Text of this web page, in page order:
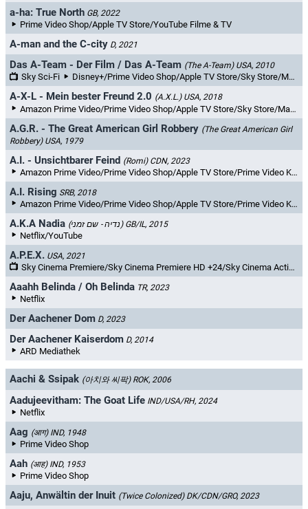
a-ha: True North GB, 2022
Prime Video Shop/Apple TV Store/YouTube Filme & TV
A-man and the C-city D, 2021
Das A-Team - Der Film / Das A-Team (The A-Team) USA, 2010
Sky Sci-Fi Disney+/Prime Video Shop/Apple TV Store/Sky Store/MagentaTV/YouTube Filme & TV/maxdome/Videoload/Rakuten TV
A-X-L - Mein bester Freund 2.0 (A.X.L.) USA, 2018
Amazon Prime Video/Prime Video Shop/Apple TV Store/Sky Store/MagentaTV/YouTube Filme & TV/maxdome/Videoload/Rakuten TV
A.G.R. - The Great American Girl Robbery (The Great American Girl
Robbery) USA, 1979
A.I. - Unsichtbarer Feind (Romi) CDN, 2023
Amazon Prime Video/Prime Video Shop/Apple TV Store/Prime Video Kostenlos/Sky Store/Videobuster.de/YouTube Filme & TV/maxdome
A.I. Rising SRB, 2018
Amazon Prime Video/Prime Video Shop/Apple TV Store/Prime Video Kostenlos/Adrenalin/Sky Store/MagentaTV/YouTube/YouTube Filme & TV/maxdome/Videoload/Netzkino/Chili/Rakuten TV
A.K.A Nadia (נדיה - שם זמני) GB/IL, 2015
Netflix/YouTube
A.P.E.X. USA, 2021
Sky Cinema Premiere/Sky Cinema Premiere HD +24/Sky Cinema Action/Sky Cinema Action HD +24/4+
Aaahh Belinda / Oh Belinda TR, 2023
Netflix
Der Aachener Dom D, 2023
Der Aachener Kaiserdom D, 2014
ARD Mediathek
Aachi & Ssipak (아치와 씨팍) ROK, 2006
Aadujeevitham: The Goat Life IND/USA/RH, 2024
Netflix
Aag (आग) IND, 1948
Prime Video Shop
Aah (आह) IND, 1953
Prime Video Shop
Aaju, Anwältin der Inuit (Twice Colonized) DK/CDN/GRO, 2023